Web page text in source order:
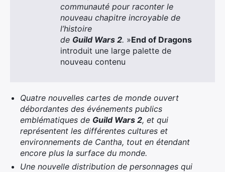
communauté pour raconter le
nouveau chapitre incroyable de
l’histoire
de Guild Wars 2. »End of Dragons
introduit une large palette de
nouveau contenu
Quatre nouvelles cartes de monde ouvert
débordantes des événements publics
emblématiques de Guild Wars 2, et qui
représentent les différentes cultures et
environnements de Cantha, tout en étendant
encore plus la surface du monde.
Une nouvelle distribution de personnages qui